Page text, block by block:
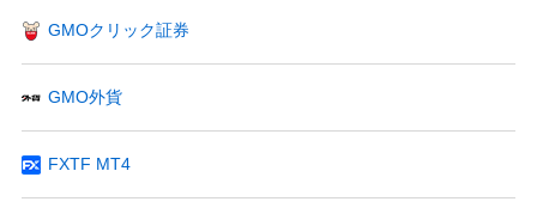
GMOクリック証券
GMO外貨
FXTF MT4